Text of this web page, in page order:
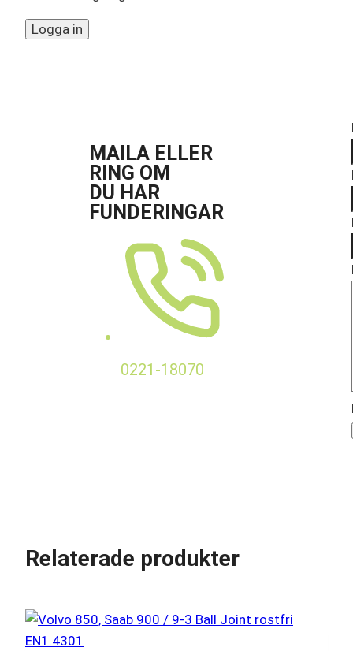
MAILA ELLER
RING OM
DU HAR
FUNDERINGAR
0221-18070
Relaterade produkter